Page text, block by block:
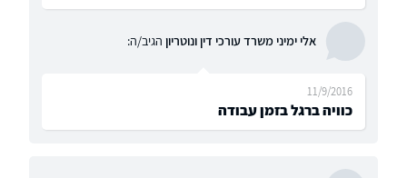
אלי ימיני משרד עורכי דין ונוטריון הגיב/ה:
כוויה ברגל בזמן עבודה
11/9/2016